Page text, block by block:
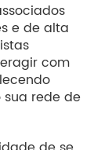
e de alta
com
rede de